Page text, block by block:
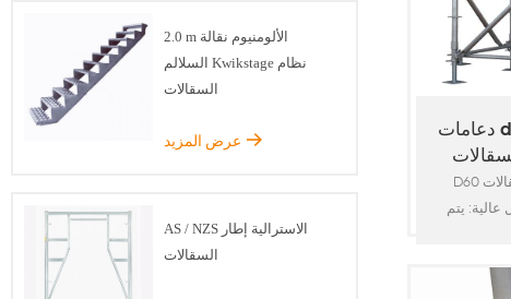
،
سلم ،
خشبي ، لوح
، واقي من
دعامات d60 حلقة قفل
D60 حلقة قفل السقالات
يتم
مثل
2.0 m الألومنيوم نقالة
السلالم Kwikstage نظام
السقالات
عرض المزيد
AS / NZS الاسترالية إطار
السقالات